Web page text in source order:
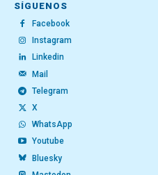
SÍGUENOS
Facebook
Instagram
Linkedin
Mail
Telegram
X
WhatsApp
Youtube
Bluesky